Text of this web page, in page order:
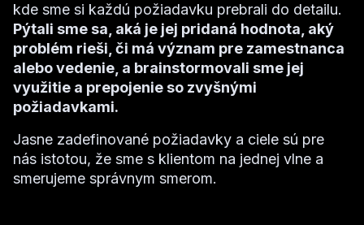
kde sme si každú požiadavku prebrali do detailu.
Pýtali sme sa, aká je jej pridaná hodnota, aký
problém rieši, či má význam pre zamestnanca
alebo vedenie, a brainstormovali sme jej
využitie a prepojenie so zvyšnými
požiadavkami.
Jasne zadefinované požiadavky a ciele sú pre
nás istotou, že sme s klientom na jednej vlne a
smerujeme správnym smerom.